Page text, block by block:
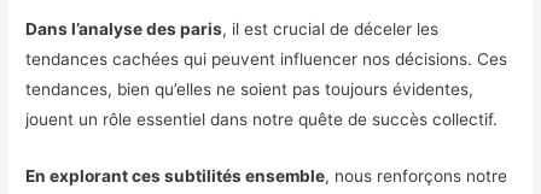
Dans l’analyse des paris, il est crucial de déceler les
tendances cachées qui peuvent influencer nos décisions. Ces
tendances, bien qu’elles ne soient pas toujours évidentes,
jouent un rôle essentiel dans notre quête de succès collectif.
En explorant ces subtilités ensemble, nous renforçons notre